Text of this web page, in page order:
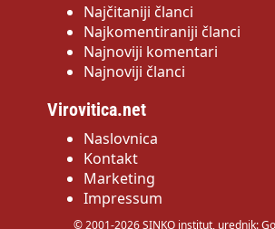
Najčitaniji članci
Najkomentiraniji članci
Najnoviji komentari
Najnoviji članci
Virovitica.net
Naslovnica
Kontakt
Marketing
Impressum
© 2001-2026 SINKO institut, urednik: